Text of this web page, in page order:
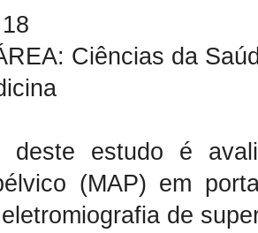
Ciências da
deste estudo é
(MAP) em
de